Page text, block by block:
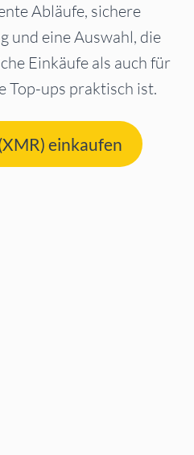
Abläufe, sichere
und eine Auswahl, die
Einkäufe als auch für
Top-ups praktisch ist.
einkaufen